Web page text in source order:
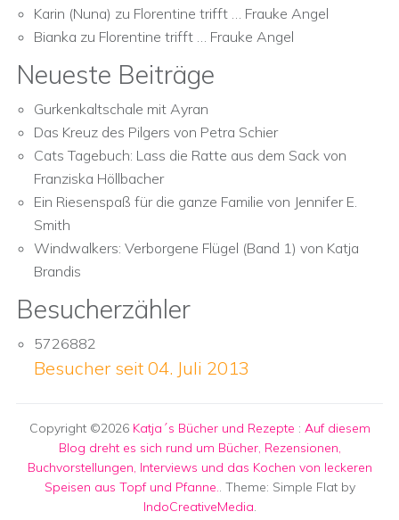
Karin (Nuna) zu Florentine trifft … Frauke Angel
Bianka zu Florentine trifft … Frauke Angel
Neueste Beiträge
Gurkenkaltschale mit Ayran
Das Kreuz des Pilgers von Petra Schier
Cats Tagebuch: Lass die Ratte aus dem Sack von
Franziska Höllbacher
Ein Riesenspaß für die ganze Familie von Jennifer E.
Smith
Windwalkers: Verborgene Flügel (Band 1) von Katja
Brandis
Besucherzähler
5726882
Besucher seit 04. Juli 2013
Copyright ©2026 Katja´s Bücher und Rezepte : Auf diesem
Blog dreht es sich rund um Bücher, Rezensionen,
Buchvorstellungen, Interviews und das Kochen von leckeren
Speisen aus Topf und Pfanne.. Theme: Simple Flat by
IndoCreativeMedia.